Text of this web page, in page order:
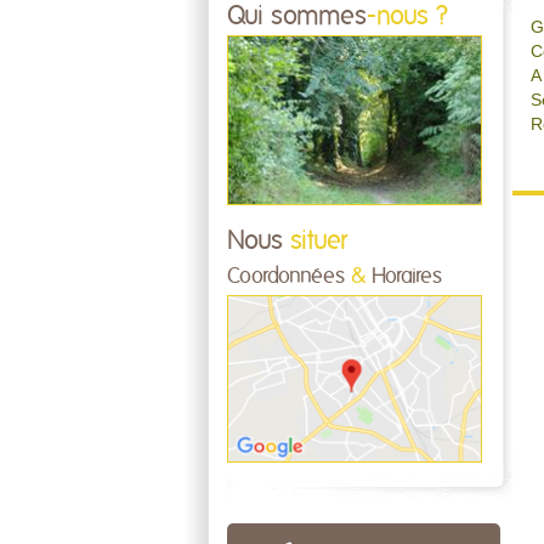
Qui sommes-nous ?
Nous situer
Coordonnées & Horaires